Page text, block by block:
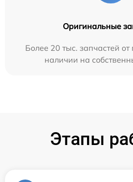
Оригинальные
Более 20 тыс. запчастей от
наличии на
Этапы